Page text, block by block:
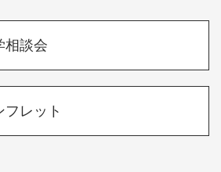
相談会
フレット